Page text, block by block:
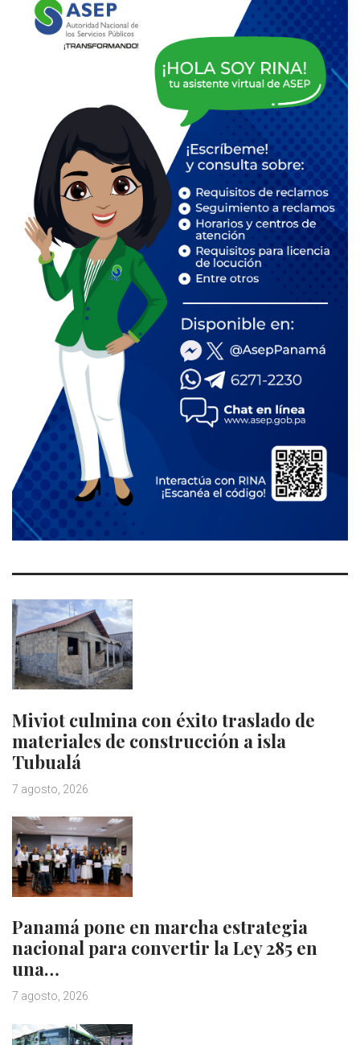
Miviot culmina con éxito traslado de
materiales de construcción a isla
Tubualá
7 agosto, 2026
Panamá pone en marcha estrategia
nacional para convertir la Ley 285 en
una…
7 agosto, 2026